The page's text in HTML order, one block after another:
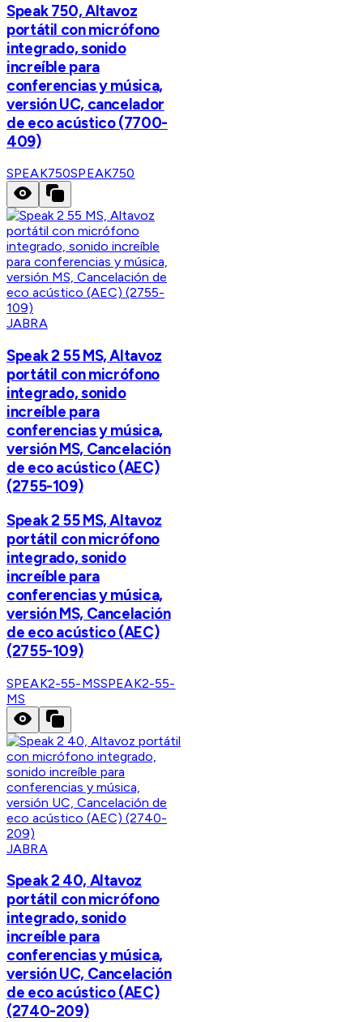
Speak 750, Altavoz
portátil con micrófono
integrado, sonido
increíble para
conferencias y música,
versión UC, cancelador
de eco acústico (7700-
409)
SPEAK750SPEAK750
JABRA
Speak 2 55 MS, Altavoz
portátil con micrófono
integrado, sonido
increíble para
conferencias y música,
versión MS, Cancelación
de eco acústico (AEC)
(2755-109)
Speak 2 55 MS, Altavoz
portátil con micrófono
integrado, sonido
increíble para
conferencias y música,
versión MS, Cancelación
de eco acústico (AEC)
(2755-109)
SPEAK2-55-MSSPEAK2-55-
MS
JABRA
Speak 2 40, Altavoz
portátil con micrófono
integrado, sonido
increíble para
conferencias y música,
versión UC, Cancelación
de eco acústico (AEC)
(2740-209)